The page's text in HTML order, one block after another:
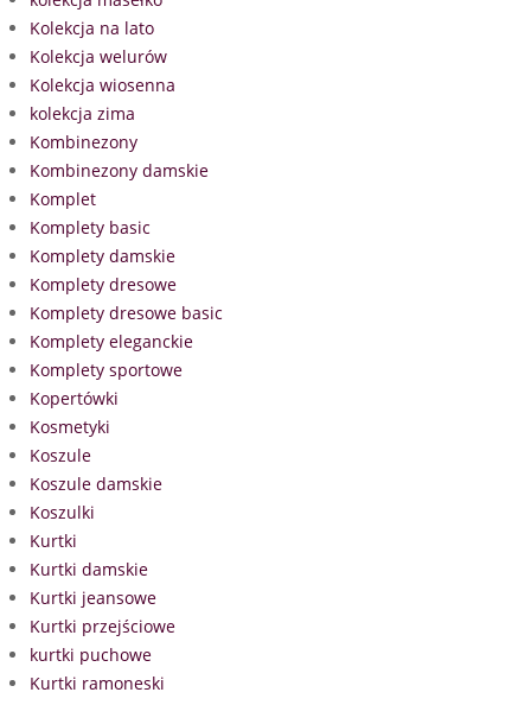
Kolekcja na lato
Kolekcja welurów
Kolekcja wiosenna
kolekcja zima
Kombinezony
Kombinezony damskie
Komplet
Komplety basic
Komplety damskie
Komplety dresowe
Komplety dresowe basic
Komplety eleganckie
Komplety sportowe
Kopertówki
Kosmetyki
Koszule
Koszule damskie
Koszulki
Kurtki
Kurtki damskie
Kurtki jeansowe
Kurtki przejściowe
kurtki puchowe
Kurtki ramoneski